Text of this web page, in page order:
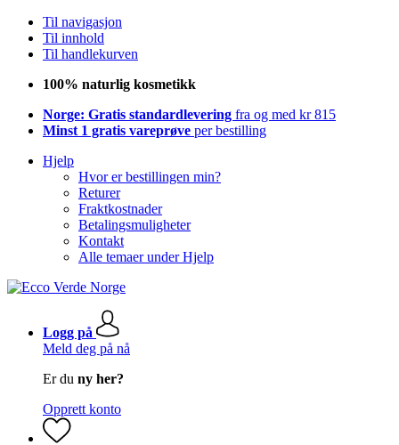
Til navigasjon
Til innhold
Til handlekurven
100% naturlig kosmetikk
Norge: Gratis standardlevering fra og med kr 815
Minst 1 gratis vareprøve per bestilling
Hjelp
Hvor er bestillingen min?
Returer
Fraktkostnader
Betalingsmuligheter
Kontakt
Alle temaer under Hjelp
Logg på
Meld deg på nå
Er du ny her?
Opprett konto